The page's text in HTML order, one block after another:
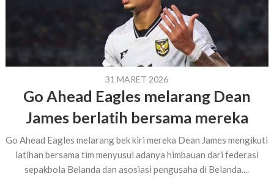
31 MARET 2026
Go Ahead Eagles melarang Dean
James berlatih bersama mereka
Go Ahead Eagles melarang bek kiri mereka Dean James mengikuti
latihan bersama tim menyusul adanya himbauan dari federasi
sepakbola Belanda dan asosiasi pengusaha di Belanda....